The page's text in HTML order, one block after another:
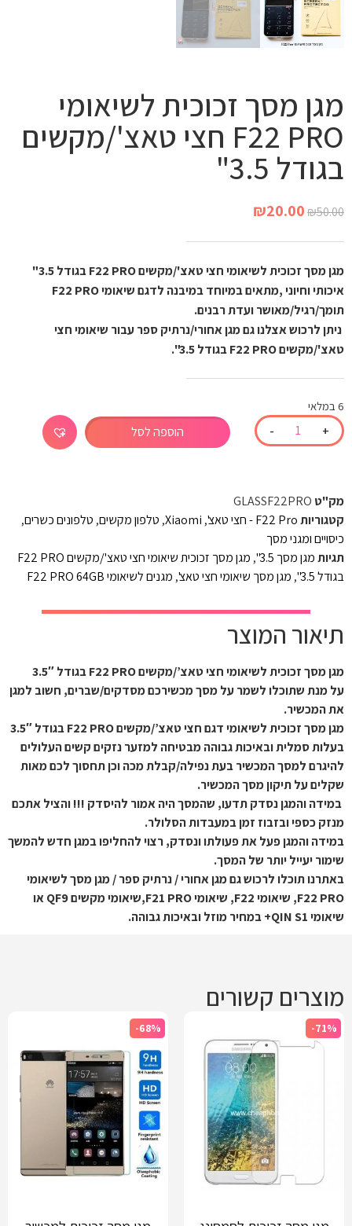
מגן מסך זכוכית לשיאומי
F22 PRO חצי טאצ'/מקשים
בגודל 3.5"
₪50.00
₪20.00
מגן מסך זכוכית לשיאומי חצי טאצ'/מקשים F22 PRO בגודל 3.5"
איכותי וחיוני ,מתאים במיוחד במיבנה לדגם שיאומי F22 PRO
תומך/רגיל/מאושר ועדת רבנים.
ניתן לרכוש אצלנו גם מגן אחורי/נרתיק ספר עבור שיאומי חצי
טאצ'/מקשים F22 PRO בגודל 3.5".
6 במלאי
+
- הוספה לסל
מק"ט GLASSF22PRO
קטגוריותF22 Pro - חצי טאצ' ,
Xiaomi
, טלפון מקשים, טלפונים כשרים,
כיסויים ומגני מסך
תגיותמגן מסך 3.5" ,
מגן מסך זכוכית שיאומי חצי טאצ'/מקשים F22 PRO
בגודל 3.5"
, מגן מסך שיאומי חצי טאצ', מגנים לשיאומי F22 PRO 64GB
תיאור המוצר
מגן מסך זכוכית לשיאומי חצי טאצ’/מקשים F22 PRO בגודל 3.5″
על מנת שתוכלו לשמר על מסך מכשירכם מסדקים/שברים, חשוב למגן
את המכשיר.
מגן מסך זכוכית לשיאומי דגם חצי טאצ’/מקשים F22 PRO בגודל 3.5″
בעלות סמלית ובאיכות גבוהה מבטיחה למזער נזקים קשים העלולים
להיגרם למסך המכשיר בעת נפילה/קבלת מכה וכן תחסוך לכם מאות
שקלים על תיקון מסך המכשיר.
במידה והמגן נסדק תדעו, שהמסך היה אמור להיסדק !!! והציל אתכם
מנזק כספי ובזבוז זמן במעבדות הסלולר.
במידה והמגן פעל את פעולתו ונסדק, רצוי להחליפו במגן חדש להמשך
שימור יעייל יותר של המסך.
באתרנו תוכלו לרכוש גם מגן אחורי / נרתיק ספר / מגן מסך לשיאומי
F22 PRO, שיאומי F22, שיאומי F21 PRO,שיאומי מקשים QF9 או
שיאומי QIN S1+ במחיר מוזל ובאיכות גבוהה.
מוצרים קשורים
-71%
-68%